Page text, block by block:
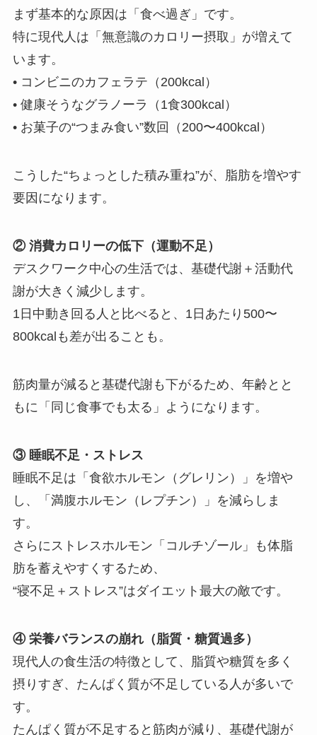
まず基本的な原因は「食べ過ぎ」です。
特に現代人は「無意識のカロリー摂取」が増えて
います。
• コンビニのカフェラテ（200kcal）
• 健康そうなグラノーラ（1食300kcal）
• お菓子の“つまみ食い”数回（200〜400kcal）
こうした“ちょっとした積み重ね”が、脂肪を増やす
要因になります。
② 消費カロリーの低下（運動不足）
デスクワーク中心の生活では、基礎代謝＋活動代
謝が大きく減少します。
1日中動き回る人と比べると、1日あたり500〜
800kcalも差が出ることも。
筋肉量が減ると基礎代謝も下がるため、年齢とと
もに「同じ食事でも太る」ようになります。
③ 睡眠不足・ストレス
睡眠不足は「食欲ホルモン（グレリン）」を増や
し、「満腹ホルモン（レプチン）」を減らしま
す。
さらにストレスホルモン「コルチゾール」も体脂
肪を蓄えやすくするため、
“寝不足＋ストレス”はダイエット最大の敵です。
④ 栄養バランスの崩れ（脂質・糖質過多）
現代人の食生活の特徴として、脂質や糖質を多く
摂りすぎ、たんぱく質が不足している人が多いで
す。
たんぱく質が不足すると筋肉が減り、基礎代謝が